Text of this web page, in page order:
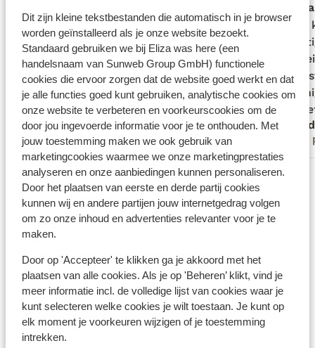
Dit zijn kleine tekstbestanden die automatisch in je browser
worden geïnstalleerd als je onze website bezoekt.
Standaard gebruiken we bij Eliza was here (een
handelsnaam van Sunweb Group GmbH) functionele
cookies die ervoor zorgen dat de website goed werkt en dat
je alle functies goed kunt gebruiken, analytische cookies om
onze website te verbeteren en voorkeurscookies om de
door jou ingevoerde informatie voor je te onthouden. Met
jouw toestemming maken we ook gebruik van
marketingcookies waarmee we onze marketingprestaties
analyseren en onze aanbiedingen kunnen personaliseren.
Door het plaatsen van eerste en derde partij cookies
kunnen wij en andere partijen jouw internetgedrag volgen
om zo onze inhoud en advertenties relevanter voor je te
maken.
Door op 'Accepteer' te klikken ga je akkoord met het
plaatsen van alle cookies. Als je op 'Beheren’ klikt, vind je
meer informatie incl. de volledige lijst van cookies waar je
kunt selecteren welke cookies je wilt toestaan. Je kunt op
elk moment je voorkeuren wijzigen of je toestemming
intrekken.
We zijn verwelkomd door een zeer
enthousiaste gastvrouw in een prachtige
omgeving
We zijn verwelkomd door een zeer
enthousiaste gastvrouw in een prachtige
omgeving
Rudi en Annick
Met partner
Leuke
Turks
Het
was
Leuke
Turks
Het
was
Bekijk alle 13 ervaringen
Locatie
Bekijk op kaart